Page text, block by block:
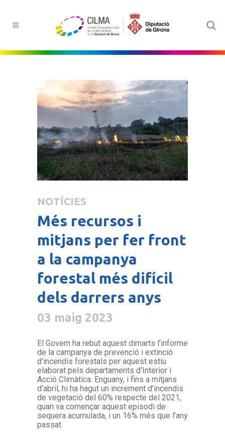
NOTÍCIES
Més recursos i
mitjans per fer front
a la campanya
forestal més difícil
dels darrers anys
03 maig 2023
El Govern ha rebut aquest dimarts l’informe
de la campanya de prevenció i extinció
d’incendis forestals per aquest estiu
elaborat pels departaments d’Interior i
Acció Climàtica. Enguany, i fins a mitjans
d’abril, hi ha hagut un increment d’incendis
de vegetació del 60% respecte del 2021,
quan va començar aquest episodi de
sequera acumulada, i un 16% més que l’any
passat.